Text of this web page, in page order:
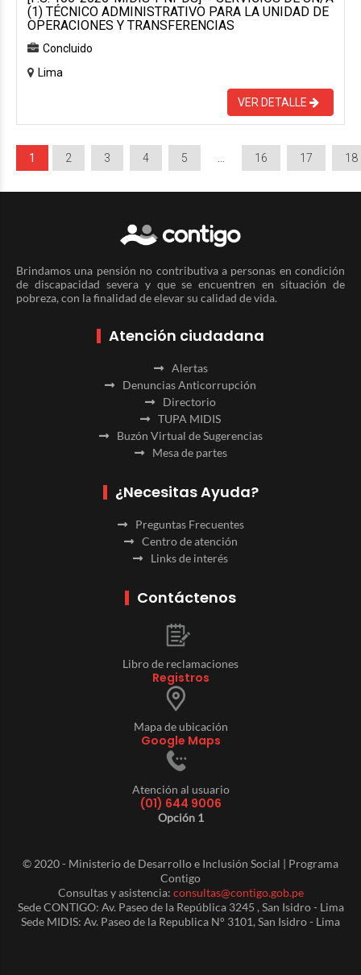
(1) TÉCNICO ADMINISTRATIVO PARA LA UNIDAD DE
OPERACIONES Y TRANSFERENCIAS
Concluido
Lima
VER DETALLE
1 2 3 4 5 16 17 18
Brindamos una pensión no contributiva a personas en condición
de discapacidad severa y que se encuentren en situación de
pobreza, con la finalidad de elevar su calidad de vida.
Atención ciudadana
Alertas
Denuncias Anticorrupción
Directorio
TUPA MIDIS
Buzón Virtual de Sugerencias
Mesa de partes
¿Necesitas Ayuda?
Preguntas Frecuentes
Centro de atención
Links de interés
Contáctenos
Libro de reclamaciones
Registros
Mapa de ubicación
Google Maps
Atención al usuario
(01) 644 9006
Opción 1
© 2020 - Ministerio de Desarrollo e Inclusión Social | Programa
Contigo
Consultas y asistencia: consultas@contigo.gob.pe
Sede CONTIGO: Av. Paseo de la República 3245 , San Isidro - Lima
Sede MIDIS: Av. Paseo de la Republica N° 3101, San Isidro - Lima